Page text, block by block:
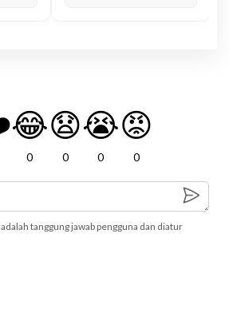
😂
0
😧
0
😭
0
😡
0
tanggung jawab pengguna dan diatur